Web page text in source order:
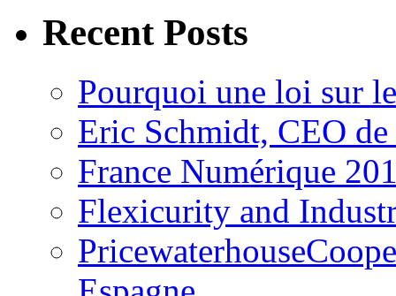
Recent Posts
Pourquoi une loi sur
Eric Schmidt, CEO
France Numérique
Flexicurity and